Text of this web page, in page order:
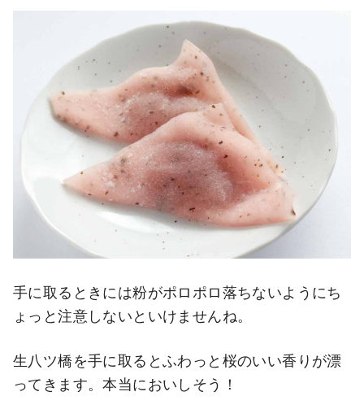
手に取るときには粉がポロポロ落ちないようにち
ょっと注意しないといけませんね。
生八ツ橋を手に取るとふわっと桜のいい香りが漂
ってきます。本当においしそう！